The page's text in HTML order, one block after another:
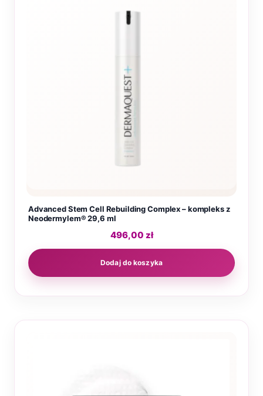
Advanced Stem Cell Rebuilding Complex – kompleks z
Neodermylem® 29,6 ml
496,00 zł
Dodaj do koszyka